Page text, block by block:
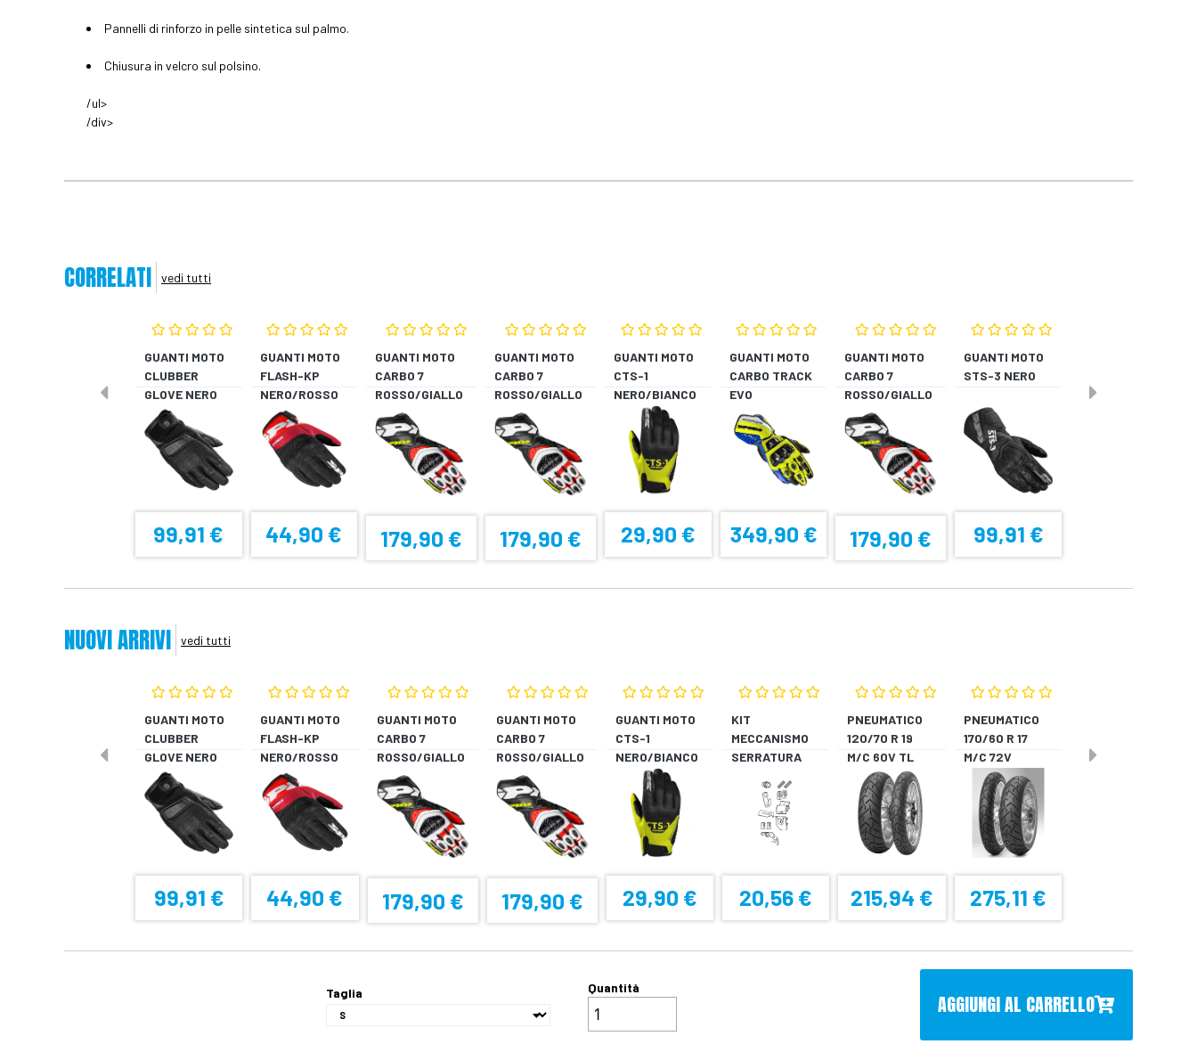
Pannelli di rinforzo in pelle sintetica sul palmo.
Chiusura in velcro sul polsino.
/ul>
/div>
CORRELATI vedi tutti
GUANTI MOTO
CLUBBER
GLOVE NERO
99,91 €
GUANTI MOTO
FLASH-KP
NERO/ROSSO
44,90 €
GUANTI MOTO
CARBO 7
ROSSO/GIALLO
FLUORESCENTE
179,90 €
GUANTI MOTO
CARBO 7
ROSSO/GIALLO
FLUORESCENTE
179,90 €
GUANTI MOTO
CTS-1
NERO/BIANCO
29,90 €
GUANTI MOTO
CARBO TRACK
EVO
BLU/GIALLO
349,90 €
GUANTI MOTO
CARBO 7
ROSSO/GIALLO
FLUORESCENTE
179,90 €
GUANTI MOTO
STS-3 NERO
99,91 €
NUOVI ARRIVI vedi tutti
GUANTI MOTO
CLUBBER
GLOVE NERO
99,91 €
GUANTI MOTO
FLASH-KP
NERO/ROSSO
44,90 €
GUANTI MOTO
CARBO 7
ROSSO/GIALLO
FLUORESCENTE
179,90 €
GUANTI MOTO
CARBO 7
ROSSO/GIALLO
FLUORESCENTE
179,90 €
GUANTI MOTO
CTS-1
NERO/BIANCO
29,90 €
KIT
MECCANISMO
SERRATURA
20,56 €
PNEUMATICO
120/70 R 19
M/C 60V TL
??? SCORPION
T *A
215,94 €
PNEUMATICO
170/60 R 17
M/C 72V
TL????
SCORPION T *P
275,11 €
Taglia Quantità
AGGIUNGI AL CARRELLO